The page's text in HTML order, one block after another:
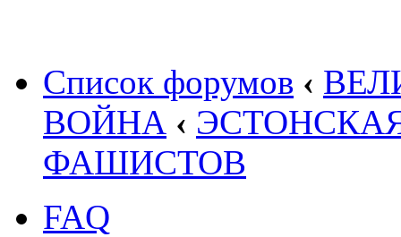
Список форумов ‹
ВОЙНА ‹
ФАШИСТОВ
FAQ